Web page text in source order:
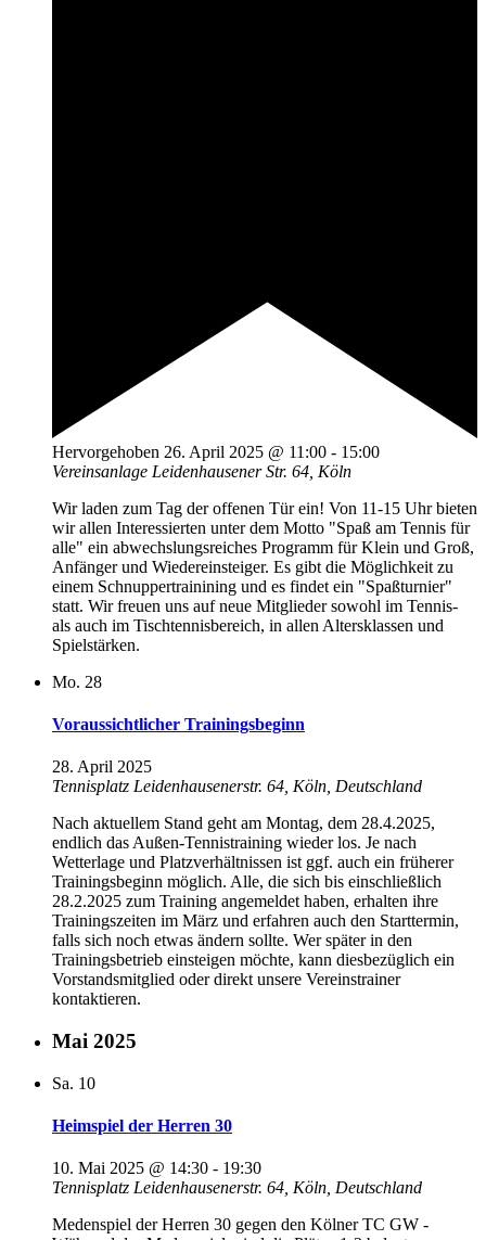
Hervorgehoben 26. April 2025 @ 11:00 - 15:00
Vereinsanlage Leidenhausener Str. 64, Köln
Wir laden zum Tag der offenen Tür ein! Von 11-15 Uhr bieten
wir allen Interessierten unter dem Motto "Spaß am Tennis für
alle" ein abwechslungsreiches Programm für Klein und Groß,
Anfänger und Wiedereinsteiger. Es gibt die Möglichkeit zu
einem Schnuppertrainining und es findet ein "Spaßturnier"
statt. Wir freuen uns auf neue Mitglieder sowohl im Tennis-
als auch im Tischtennisbereich, in allen Altersklassen und
Spielstärken.
Mo. 28
Voraussichtlicher Trainingsbeginn
28. April 2025
Tennisplatz Leidenhausenerstr. 64, Köln, Deutschland
Nach aktuellem Stand geht am Montag, dem 28.4.2025,
endlich das Außen-Tennistraining wieder los. Je nach
Wetterlage und Platzverhältnissen ist ggf. auch ein früherer
Trainingsbeginn möglich. Alle, die sich bis einschließlich
28.2.2025 zum Training angemeldet haben, erhalten ihre
Trainingszeiten im März und erfahren auch den Starttermin,
falls sich noch etwas ändern sollte. Wer später in den
Trainingsbetrieb einsteigen möchte, kann diesbezüglich ein
Vorstandsmitglied oder direkt unsere Vereinstrainer
kontaktieren.
Mai 2025
Sa. 10
Heimspiel der Herren 30
10. Mai 2025 @ 14:30 - 19:30
Tennisplatz Leidenhausenerstr. 64, Köln, Deutschland
Medenspiel der Herren 30 gegen den Kölner TC GW -